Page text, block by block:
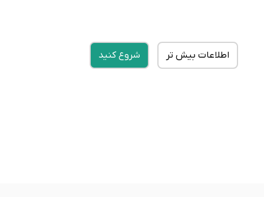
اطلاعات بیش تر شروع کنید